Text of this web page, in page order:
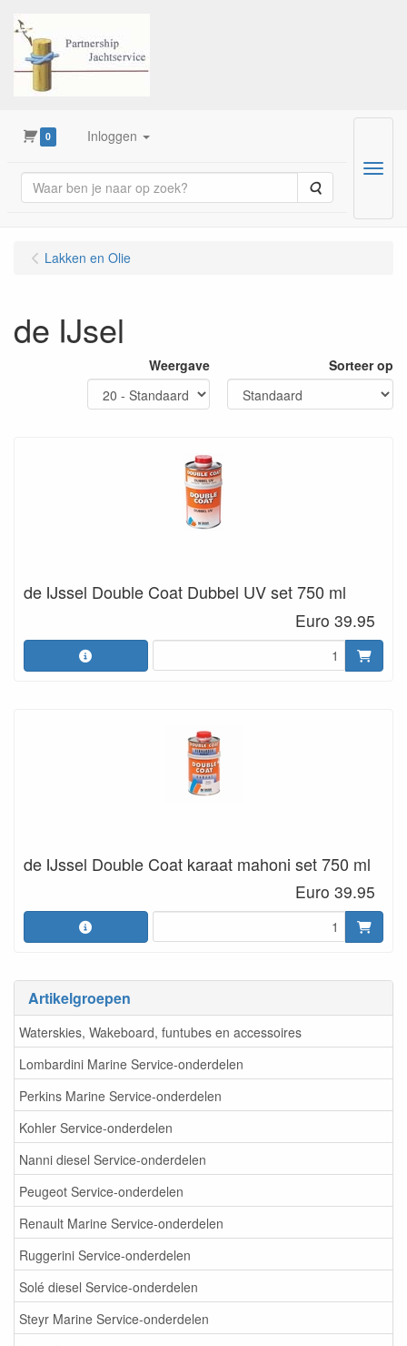
0 Inloggen
Zoeken
Menu
Artikelgroepen
Waterskies, Wakeboard, funtubes en accessoires
Lombardini Marine Service-onderdelen
Perkins Marine Service-onderdelen
Kohler Service-onderdelen
Nanni diesel Service-onderdelen
Peugeot Service-onderdelen
Renault Marine Service-onderdelen
Ruggerini Service-onderdelen
Solé diesel Service-onderdelen
Steyr Marine Service-onderdelen
Lakken en Olie
de IJsel
Weergave Sorteer op
de IJssel Double Coat Dubbel UV set 750 ml
Euro 39.95
de IJssel Double Coat karaat mahoni set 750 ml
Euro 39.95